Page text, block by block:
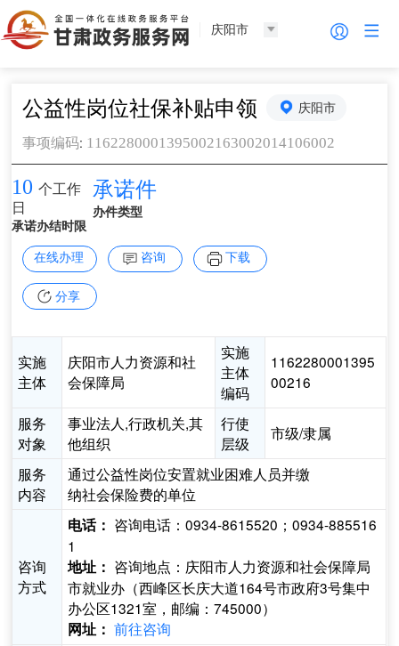
庆阳市
公益性岗位社保补贴申领 庆阳市
事项编码: 1162280001395002163002014106002
10 个工作
日
承诺办结时限
承诺件
办件类型
在线办理 咨询 下载
分享
实施
主体
庆阳市人力资源和社
会保障局
实施
主体
编码
1162280001395
00216
服务
对象
事业法人,行政机关,其
他组织
行使
层级
市级/隶属
服务
内容
通过公益性岗位安置就业困难人员并缴
纳社会保险费的单位
咨询
方式
电话： 咨询电话：0934-8615520；0934-885516
1
地址： 咨询地点：庆阳市人力资源和社会保障局
市就业办（西峰区长庆大道164号市政府3号集中
办公区1321室，邮编：745000）
网址： 前往咨询